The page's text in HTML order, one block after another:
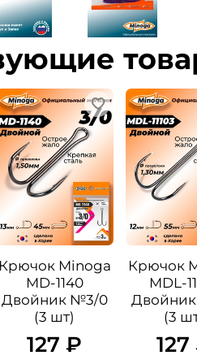
Крючок Minoga
MD-1140
Двойник №3/0
(3 шт)
127 ₽
Крючок
MDL-
(3